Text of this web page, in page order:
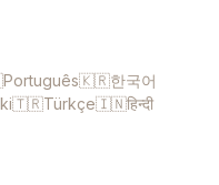
Português🇰🇷한국어
🇹🇷Türkçe🇮🇳हिन्दी